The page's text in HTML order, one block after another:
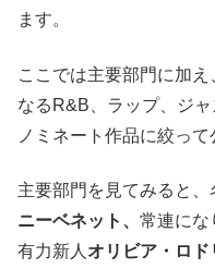
ます。
ここでは主要部門に加
なるR&B、ラップ、ジ
ノミネート作品に絞って
主要部門を見てみると、
ニーベネット、 常連にな
有力新人 オリビア・ロド